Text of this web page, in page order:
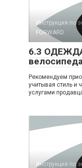
Инструкция по
FORWARD
6.3
велосипеда
Рекомендуем
учитывая стиль и
услугами
Инструкция по